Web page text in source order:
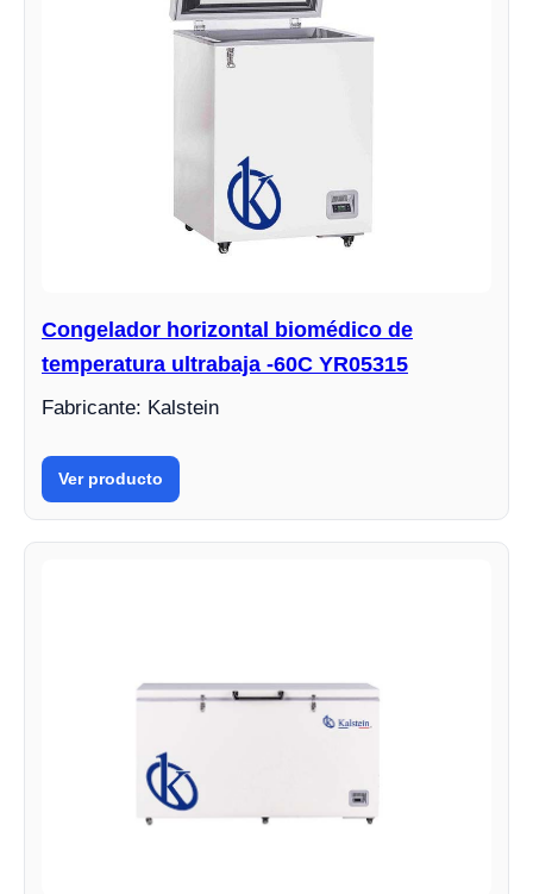
Congelador horizontal biomédico de
temperatura ultrabaja -60C YR05315
Fabricante: Kalstein
Ver producto